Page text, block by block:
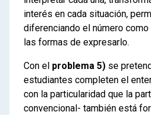
interés en cada situación,
diferenciando el número
las formas de expresarlo.
Con el problema 5) se
estudiantes completen el
con la particularidad que la
convencional- también está